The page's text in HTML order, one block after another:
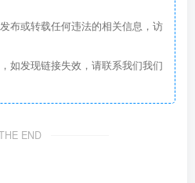
布或转载任何违法的相关信息，访
如发现链接失效，请联系我们我们
END